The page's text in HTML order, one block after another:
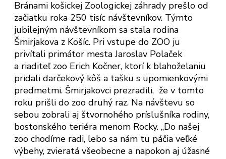
Bránami košickej Zoologickej záhrady prešlo od
začiatku roka 250 tisíc návštevníkov. Týmto
jubilejným návštevníkom sa stala rodina
Šmirjakova z Košíc. Pri vstupe do ZOO ju
privítali primátor mesta Jaroslav Polaček
a riaditeľ zoo Erich Kočner, ktorí k blahoželaniu
pridali darčekový kôš a tašku s upomienkovými
predmetmi. Šmirjakovci prezradili, že v tomto
roku prišli do zoo druhý raz. Na návštevu so
sebou zobrali aj štvornohého príslušníka rodiny,
bostonského teriéra menom Rocky. „Do našej
zoo chodíme radi, lebo sa nám tu páčia veľké
výbehy, zvieratá všeobecne a napokon aj úžasné